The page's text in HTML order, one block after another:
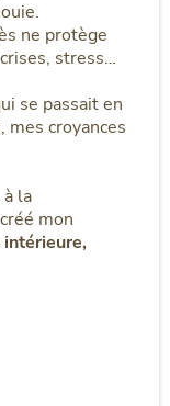
ne protège
stress…
se passait en
croyances
à la
mon